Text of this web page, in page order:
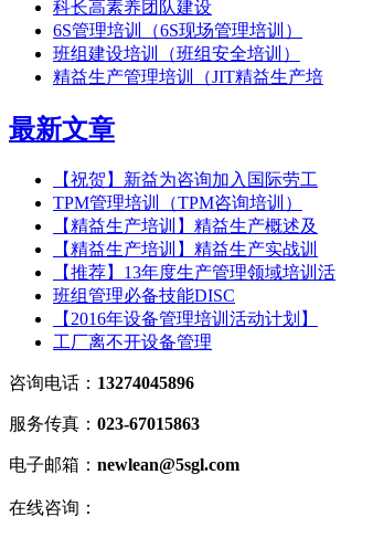
科长高素养团队建设
6S管理培训（6S现场管理培训）
班组建设培训（班组安全培训）
精益生产管理培训（JIT精益生产培
最新文章
【祝贺】新益为咨询加入国际劳工
TPM管理培训（TPM咨询培训）
【精益生产培训】精益生产概述及
【精益生产培训】精益生产实战训
【推荐】13年度生产管理领域培训活
班组管理必备技能DISC
【2016年设备管理培训活动计划】
工厂离不开设备管理
咨询电话： 13274045896
服务传真： 023-67015863
电子邮箱： newlean@5sgl.com
在线咨询：